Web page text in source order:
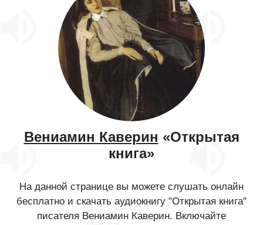
Вениамин Каверин «Открытая
книга»
На данной странице вы можете слушать онлайн
бесплатно и скачать аудиокнигу "Открытая книга"
писателя Вениамин Каверин. Включайте